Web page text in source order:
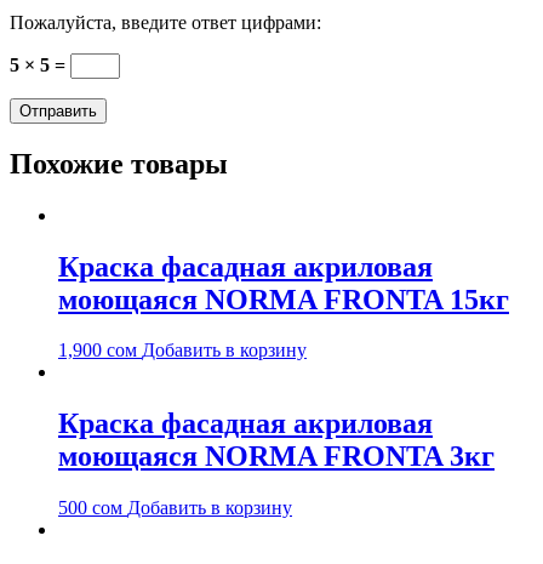
Пожалуйста, введите ответ цифрами:
5 × 5 =
Похожие товары
Краска фасадная акриловая
моющаяся NORMA FRONTA 15кг
1,900 сом Добавить в корзину
Краска фасадная акриловая
моющаяся NORMA FRONTA 3кг
500 сом Добавить в корзину